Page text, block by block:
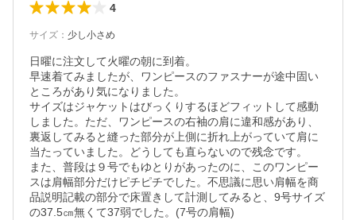
4
サイズ ： 少し小さめ
日曜に注文して火曜の朝に到着。
早速着てみましたが、ワンピースのファスナーが途中固い
ところがあり気になりました。
サイズはジャケットはびっくりするほどフィットして感動
しました。ただ、ワンピースの右袖の肩に違和感があり、
裏返してみると縫った部分が上側に折れ上がっていて肩に
当たっていました。どうしても直らないので残念です。
また、普段は９号でもゆとりがあったのに、このワンピー
スは肩幅部分だけピチピチでした。不思議に思い肩幅を商
品説明記載の部分で床置きして計測してみると、9号サイズ
の37.5㎝無くて37弱でした。(7号の肩幅)